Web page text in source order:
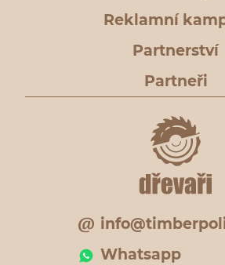
Reklamní
Partnerství
Partneři
Whatsapp